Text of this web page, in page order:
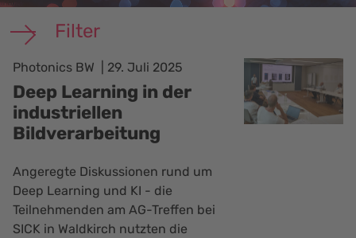
Filter
Photonics BW 29. Juli 2025
Deep Learning in der
industriellen
Bildverarbeitung
Angeregte Diskussionen rund um
Deep Learning und KI - die
Teilnehmenden am AG-Treffen bei
SICK in Waldkirch nutzten die